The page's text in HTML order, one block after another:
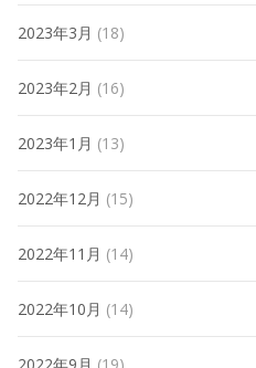
2023年3月 (18)
2023年2月 (16)
2023年1月 (13)
2022年12月 (15)
2022年11月 (14)
2022年10月 (14)